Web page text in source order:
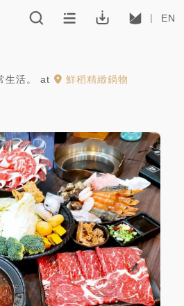
EN
活。 at
鮮稻精緻鍋物